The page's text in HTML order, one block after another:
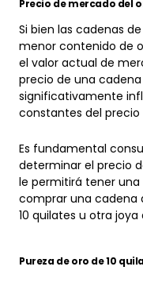
menor contenido de
el valor actual de
precio de una
significativamente
constantes del precio
determinar el precio
le permitirá tener una
comprar una cadena
10 quilates u otra joya